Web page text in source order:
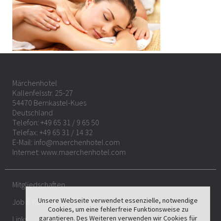
Märchenhotel
Kallenfelsstr. 25-27
54470 Bernkastel-Kues
Deutschland
Telefon: +49 65 31 / 9 65 50
Telefax: +49 65 31 / 14 32
E-Mail: info@maerchenhotel.com
Internet: www.maerchenhotel.com
Mitgliedschaften
Job & Karriere
Links
Unsere Webseite verwendet essenzielle, notwendige
Cookies, um eine fehlerfreie Funktionsweise zu
garantieren. Des Weiteren verwenden wir Cookies für